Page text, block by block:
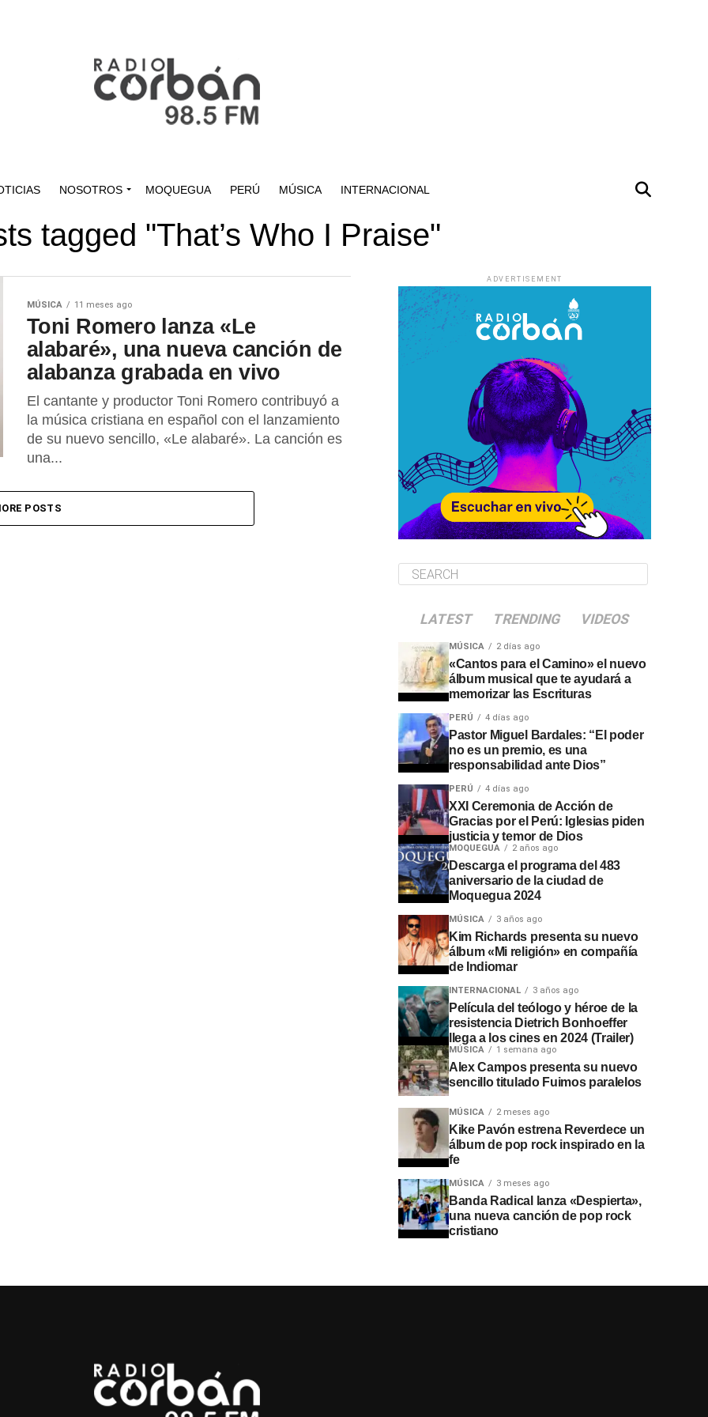
NOSOTROS MOQUEGUA PERÚ MÚSICA INTERNACIONAL
tagged "That’s Who I Praise"
MÚSICA 11 meses ago
Toni Romero lanza «Le
alabaré», una nueva canción de
alabanza grabada en vivo
El cantante y productor Toni Romero contribuyó a
la música cristiana en español con el lanzamiento
de su nuevo sencillo, «Le alabaré». La canción es
una...
POSTS
ADVERTISEMENT
LATEST TRENDING VIDEOS
MÚSICA 2 días ago
«Cantos para el Camino» el nuevo
álbum musical que te ayudará a
memorizar las Escrituras
PERÚ 4 días ago
Pastor Miguel Bardales: “El poder
no es un premio, es una
responsabilidad ante Dios”
PERÚ 4 días ago
XXI Ceremonia de Acción de
Gracias por el Perú: Iglesias piden
justicia y temor de Dios
MOQUEGUA 2 años ago
Descarga el programa del 483
aniversario de la ciudad de
Moquegua 2024
MÚSICA 3 años ago
Kim Richards presenta su nuevo
álbum «Mi religión» en compañía
de Indiomar
INTERNACIONAL 3 años ago
Película del teólogo y héroe de la
resistencia Dietrich Bonhoeffer
llega a los cines en 2024 (Trailer)
MÚSICA 1 semana ago
Alex Campos presenta su nuevo
sencillo titulado Fuimos paralelos
MÚSICA 2 meses ago
Kike Pavón estrena Reverdece un
álbum de pop rock inspirado en la
fe
MÚSICA 3 meses ago
Banda Radical lanza «Despierta»,
una nueva canción de pop rock
cristiano